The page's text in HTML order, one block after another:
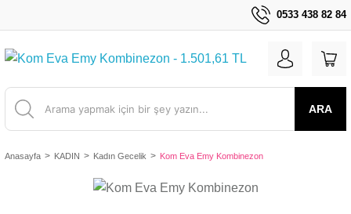
0533 438 82 84
ARA
Anasayfa KADIN Kadın Gecelik Kom Eva Emy Kombinezon